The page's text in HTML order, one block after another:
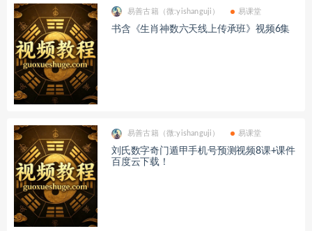
易善古籍（微:yishanguji） 易课堂
书含《生肖神数六天线上传承班》视频6集
易善古籍（微:yishanguji） 易课堂
刘氏数字奇门遁甲手机号预测视频8课+课件
百度云下载！